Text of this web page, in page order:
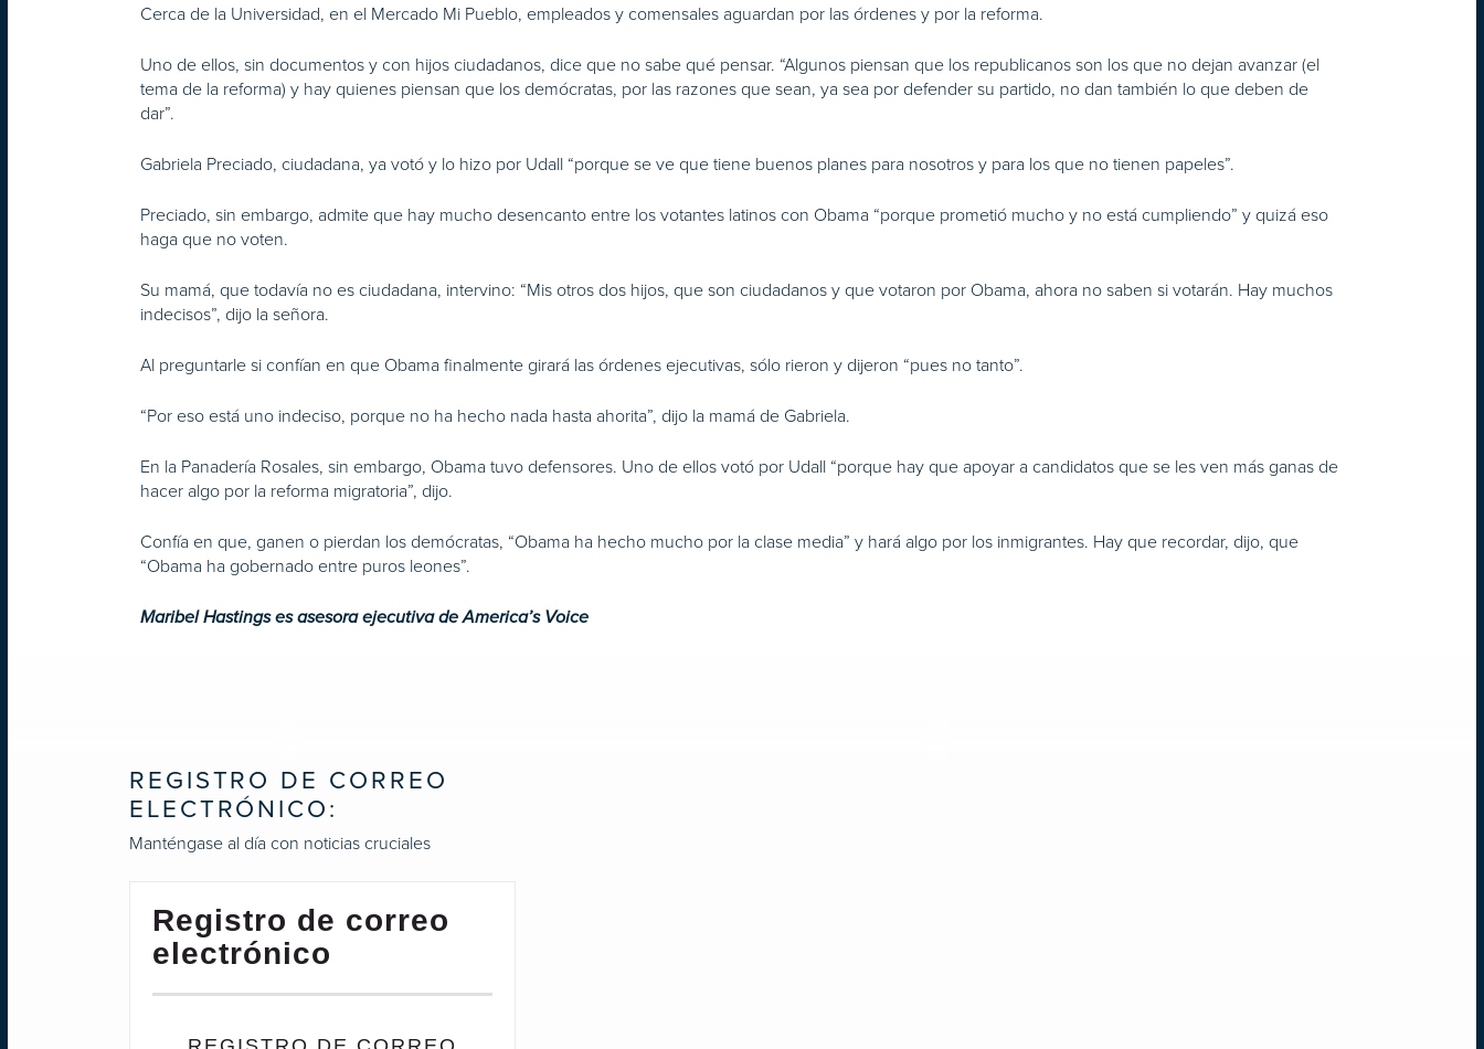
Cerca de la Universidad, en el Mercado Mi Pueblo, empleados y comensales aguardan por las órdenes y por la reforma.
Uno de ellos, sin documentos y con hijos ciudadanos, dice que no sabe qué pensar. “Algunos piensan que los republicanos son los que no dejan avanzar (el
tema de la reforma) y hay quienes piensan que los demócratas, por las razones que sean, ya sea por defender su partido, no dan también lo que deben de
dar”.
Gabriela Preciado, ciudadana, ya votó y lo hizo por Udall “porque se ve que tiene buenos planes para nosotros y para los que no tienen papeles”.
Preciado, sin embargo, admite que hay mucho desencanto entre los votantes latinos con Obama “porque prometió mucho y no está cumpliendo” y quizá eso
haga que no voten.
Su mamá, que todavía no es ciudadana, intervino: “Mis otros dos hijos, que son ciudadanos y que votaron por Obama, ahora no saben si votarán. Hay muchos
indecisos”, dijo la señora.
Al preguntarle si confían en que Obama finalmente girará las órdenes ejecutivas, sólo rieron y dijeron “pues no tanto”.
“Por eso está uno indeciso, porque no ha hecho nada hasta ahorita”, dijo la mamá de Gabriela.
En la Panadería Rosales, sin embargo, Obama tuvo defensores. Uno de ellos votó por Udall “porque hay que apoyar a candidatos que se les ven más ganas de
hacer algo por la reforma migratoria”, dijo.
Confía en que, ganen o pierdan los demócratas, “Obama ha hecho mucho por la clase media” y hará algo por los inmigrantes. Hay que recordar, dijo, que
“Obama ha gobernado entre puros leones”.
Maribel Hastings es asesora ejecutiva de America’s Voice
REGISTRO DE CORREO
ELECTRÓNICO:
Manténgase al día con noticias cruciales
Registro de correo
electrónico